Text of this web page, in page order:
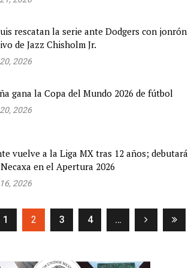
rescatan la serie ante Dodgers con jonrón
de Jazz Chisholm Jr.
2026
gana la Copa del Mundo 2026 de fútbol
2026
vuelve a la Liga MX tras 12 años; debutará
en el Apertura 2026
2026
1 2 (current)
3 4 …